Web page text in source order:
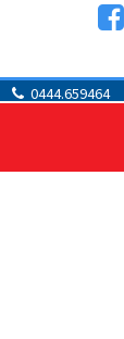
0444.659464